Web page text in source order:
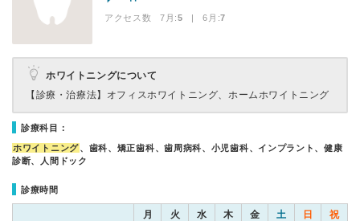
アクセス数 7月:5 | 6月:7
ホワイトニングについて
【診療・治療法】 オフィスホワイトニング、ホームホワイトニング
診療科目：
ホワイトニング、歯科、矯正歯科、歯周病科、小児歯科、インプラント、健康
診断、人間ドック
診療時間
月 火 水 木 金 土 日 祝